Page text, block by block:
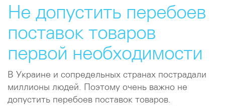
Не допустить перебоев
поставок товаров
первой необходимости
В Украине и сопредельных странах пострадали
миллионы людей. Поэтому очень важно не
допустить перебоев поставок товаров.